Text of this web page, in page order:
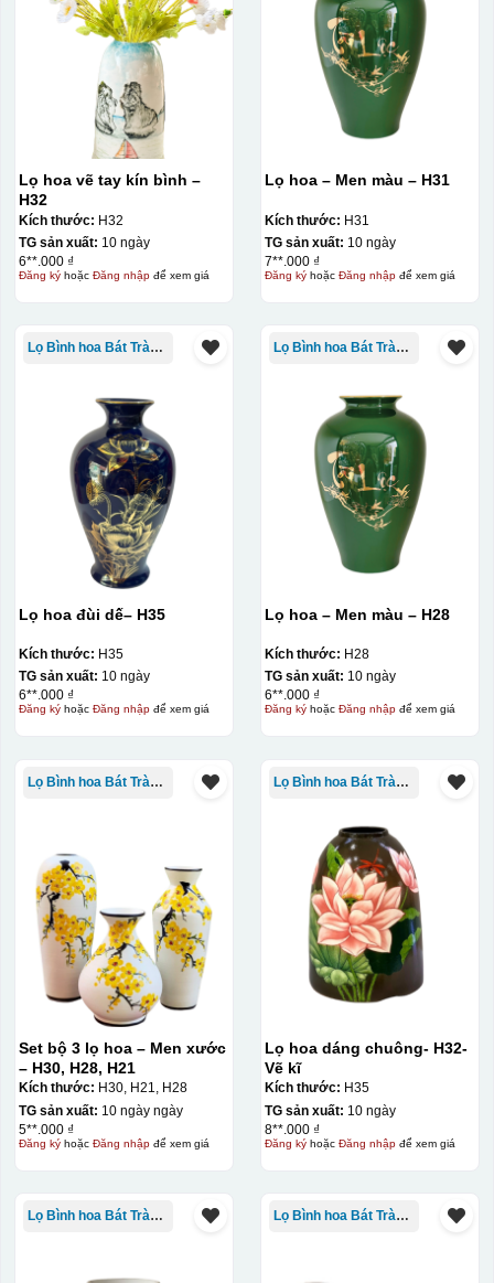
Lọ hoa vẽ tay kín bình –
H32
Kích thước: H32
TG sản xuất: 10 ngày
6**.000 ₫
Đăng kýhoặc Đăng nhậpđể xem giá
Lọ hoa – Men màu – H31
Kích thước: H31
TG sản xuất: 10 ngày
7**.000 ₫
Đăng kýhoặc Đăng nhậpđể xem giá
Lọ Bình hoa Bát Tràng in logo
Lọ hoa đùi dế– H35
Kích thước: H35
TG sản xuất: 10 ngày
6**.000 ₫
Đăng kýhoặc Đăng nhậpđể xem giá
Lọ Bình hoa Bát Tràng in logo
Lọ hoa – Men màu – H28
Kích thước: H28
TG sản xuất: 10 ngày
6**.000 ₫
Đăng kýhoặc Đăng nhậpđể xem giá
Lọ Bình hoa Bát Tràng in logo
Set bộ 3 lọ hoa – Men xước
– H30, H28, H21
Kích thước: H30, H21, H28
TG sản xuất: 10 ngày ngày
5**.000 ₫
Đăng kýhoặc Đăng nhậpđể xem giá
Lọ Bình hoa Bát Tràng in logo
Lọ hoa dáng chuông- H32-
Vẽ kĩ
Kích thước: H35
TG sản xuất: 10 ngày
8**.000 ₫
Đăng kýhoặc Đăng nhậpđể xem giá
Lọ Bình hoa Bát Tràng in logo Lọ Bình hoa Bát Tràng in logo